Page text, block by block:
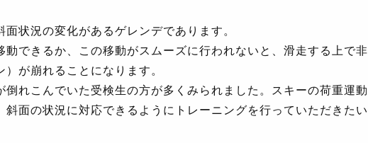
状況の変化があるゲレンデであります。
できるか、この移動がスムーズに行われないと、滑走する上で非
が崩れることになります。
れこんでいた受検生の方が多くみられました。スキーの荷重運動
面の状況に対応できるようにトレーニングを行っていただきたい